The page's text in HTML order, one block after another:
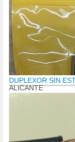
DUPLEXOR SIN
ALICANTE